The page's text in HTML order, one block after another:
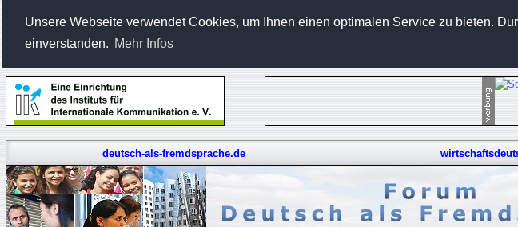
Unsere Webseite verwendet Cookies, um Ihnen einen optimalen Service zu bieten.
einverstanden. Mehr Infos
deutsch-als-fremdsprache.de